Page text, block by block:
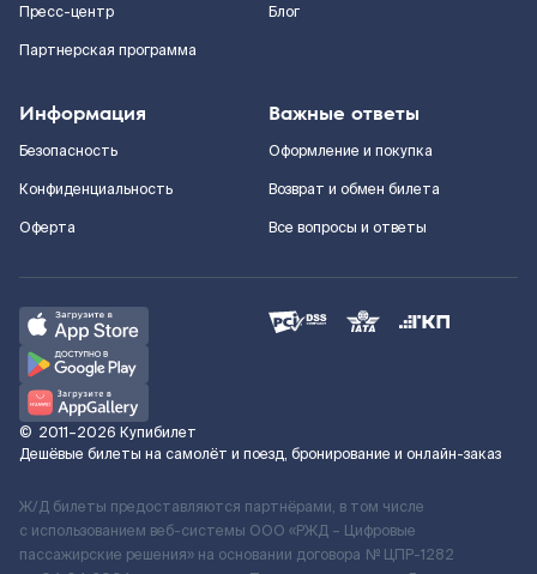
Пресс-центр
Партнерская программа
Блог
Информация
Безопасность
Конфиденциальность
Оферта
Важные ответы
Оформление и покупка
Возврат и обмен билета
Все вопросы и ответы
© 2011–2026 Купибилет
Дешёвые билеты на самолёт и поезд, бронирование и онлайн-заказ
Ж/Д билеты предоставляются партнёрами, в том числе
с использованием веб-системы ООО «РЖД – Цифровые
пассажирские решения» на основании договора № ЦПР-1282